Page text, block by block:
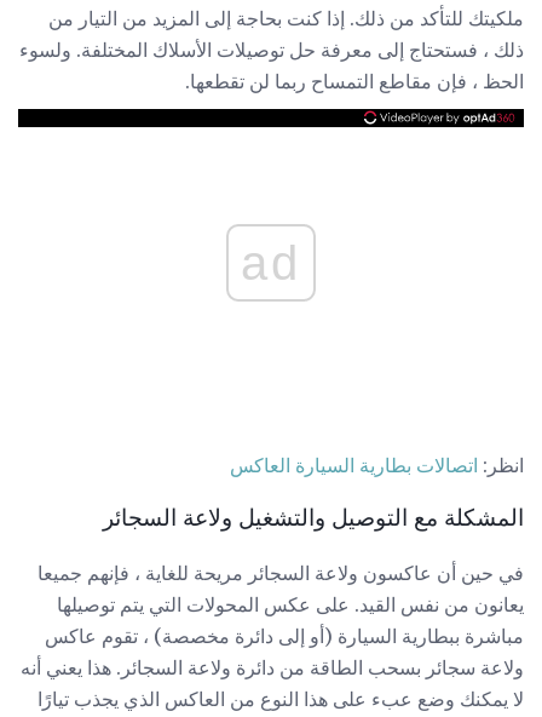
ملكيتك للتأكد من ذلك. إذا كنت بحاجة إلى المزيد من التيار من
ذلك ، فستحتاج إلى معرفة حل توصيلات الأسلاك المختلفة. ولسوء
الحظ ، فإن مقاطع التمساح ربما لن تقطعها.
ad
انظر: اتصالات بطارية السيارة العاكس
المشكلة مع التوصيل والتشغيل ولاعة السجائر
في حين أن عاكسون ولاعة السجائر مريحة للغاية ، فإنهم جميعا
يعانون من نفس القيد. على عكس المحولات التي يتم توصيلها
مباشرة ببطارية السيارة (أو إلى دائرة مخصصة) ، تقوم عاكس
ولاعة سجائر بسحب الطاقة من دائرة ولاعة السجائر. هذا يعني أنه
لا يمكنك وضع عبء على هذا النوع من العاكس الذي يجذب تيارًا